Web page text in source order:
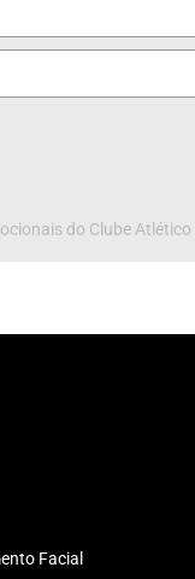
do Clube
Facial